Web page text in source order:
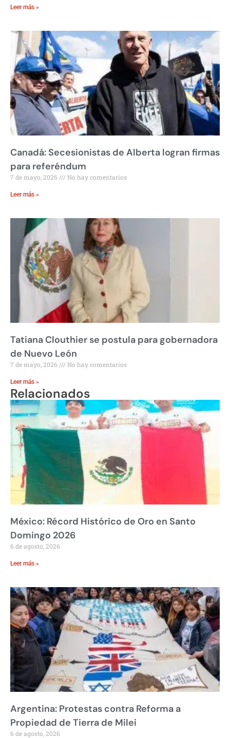
Leer más »
Canadá: Secesionistas de Alberta logran firmas
para referéndum
7 de mayo, 2026 No hay comentarios
Leer más »
Tatiana Clouthier se postula para gobernadora
de Nuevo León
7 de mayo, 2026 No hay comentarios
Leer más »
Relacionados
México: Récord Histórico de Oro en Santo
Domingo 2026
6 de agosto, 2026
Leer más »
Argentina: Protestas contra Reforma a
Propiedad de Tierra de Milei
6 de agosto, 2026